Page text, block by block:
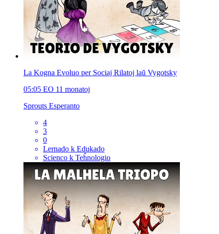
La Kogna Evoluo per Sociaj Rilatoj laŭ Vygotsky
05:05 EO 11 monatoj
Sprouts Esperanto
4
3
0
Lernado k Edukado
Scienco k Teĥnologio